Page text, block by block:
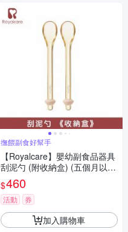
撫餵副食好幫手
【Royalcare】嬰幼副食品器具
刮泥勺 (附收納盒) (五個月以
上)
$460
活動 券
加入購物車